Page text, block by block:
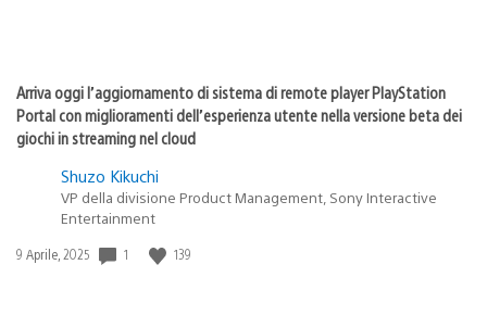
Arriva oggi l’aggiornamento di sistema di remote player PlayStation
Portal con miglioramenti dell’esperienza utente nella versione beta dei
giochi in streaming nel cloud
Shuzo Kikuchi
VP della divisione Product Management, Sony Interactive
Entertainment
Data
9 Aprile, 2025 1 139